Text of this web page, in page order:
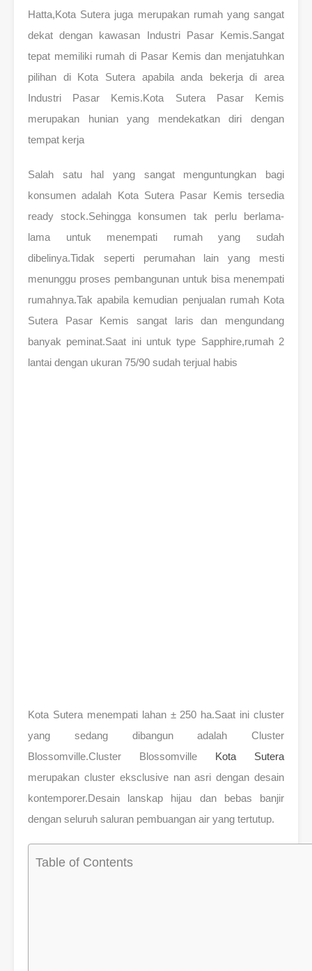
Hatta,Kota Sutera juga merupakan rumah yang sangat
dekat dengan kawasan Industri Pasar Kemis.Sangat
tepat memiliki rumah di Pasar Kemis dan menjatuhkan
pilihan di Kota Sutera apabila anda bekerja di area
Industri Pasar Kemis.Kota Sutera Pasar Kemis
merupakan hunian yang mendekatkan diri dengan
tempat kerja
Salah satu hal yang sangat menguntungkan bagi
konsumen adalah Kota Sutera Pasar Kemis tersedia
ready stock.Sehingga konsumen tak perlu berlama-
lama untuk menempati rumah yang sudah
dibelinya.Tidak seperti perumahan lain yang mesti
menunggu proses pembangunan untuk bisa menempati
rumahnya.Tak apabila kemudian penjualan rumah Kota
Sutera Pasar Kemis sangat laris dan mengundang
banyak peminat.Saat ini untuk type Sapphire,rumah 2
lantai dengan ukuran 75/90 sudah terjual habis
Kota Sutera menempati lahan ± 250 ha.Saat ini cluster
yang sedang dibangun adalah Cluster
Blossomville.Cluster Blossomville Kota Sutera
merupakan cluster eksclusive nan asri dengan desain
kontemporer.Desain lanskap hijau dan bebas banjir
dengan seluruh saluran pembuangan air yang tertutup.
Table of Contents